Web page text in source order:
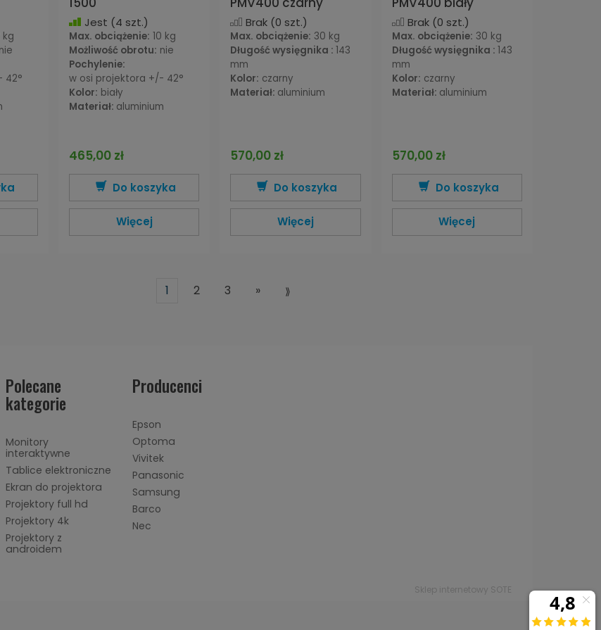
kg
nie
42°
Jest (4 szt.)
Max. obciążenie: 10 kg
Możliwość obrotu: nie
Pochylenie:
w osi projektora +/- 42°
Kolor: biały
Materiał: aluminium
465,00 zł
Do koszyka
Więcej
Brak (0 szt.)
Max. obciążenie: 30 kg
Długość wysięgnika :143
mm
Kolor: czarny
Materiał: aluminium
570,00 zł
Do koszyka
Więcej
Brak(0 szt.)
Max. obciążenie: 30 kg
Długość wysięgnika : 143
mm
Kolor: czarny
Materiał: aluminium
570,00 zł
Do koszyka
Więcej
1 2 3 »
Polecane
kategorie
Monitory
interaktywne
Tablice elektroniczne
Ekran do projektora
Projektory full hd
Projektory 4k
Projektory z
androidem
Producenci
Epson
Optoma
Vivitek
Panasonic
Samsung
Barco
Nec
Sklep internetowy SOTE